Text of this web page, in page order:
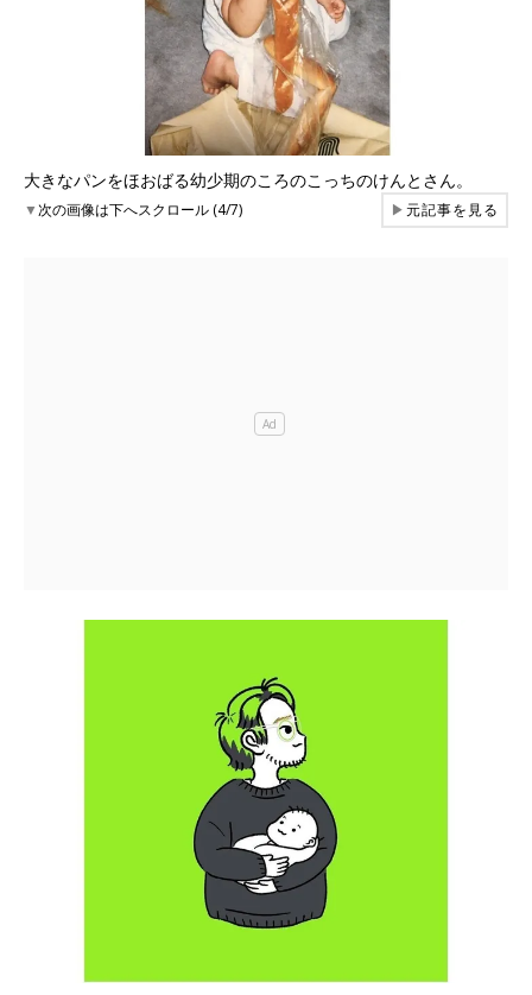
大きなパンをほおばる幼少期のころのこっちのけんとさん。
▼次の画像は下へスクロール (4/7) ▶元記事を見る